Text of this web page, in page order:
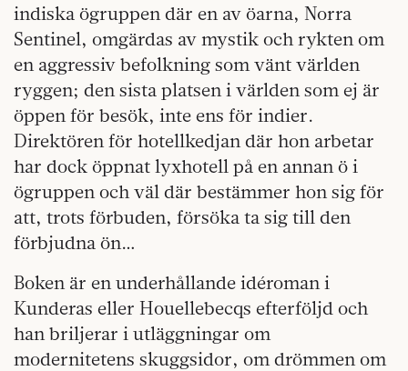
indiska ögruppen där en av öarna, Norra
Sentinel, omgärdas av mystik och rykten om
en aggressiv befolkning som vänt världen
ryggen; den sista platsen i världen som ej är
öppen för besök, inte ens för indier.
Direktören för hotellkedjan där hon arbetar
har dock öppnat lyxhotell på en annan ö i
ögruppen och väl där bestämmer hon sig för
att, trots förbuden, försöka ta sig till den
förbjudna ön…
Boken är en underhållande idéroman i
Kunderas eller Houellebecqs efterföljd och
han briljerar i utläggningar om
modernitetens skuggsidor, om drömmen om